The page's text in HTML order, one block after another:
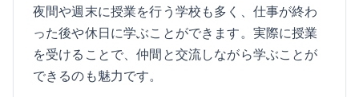
夜間や週末に授業を行う学校も多く、仕事が終わ
った後や休日に学ぶことができます。実際に授業
を受けることで、仲間と交流しながら学ぶことが
できるのも魅力です。